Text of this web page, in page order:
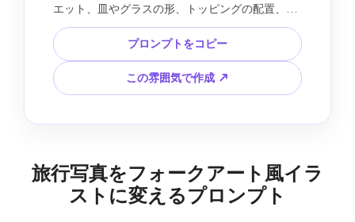
エット、皿やグラスの形、トッピングの配置、構
図を保ちます。キャンディのように明るいフラッ
トカラー、手作り感のある少し不完全な輪郭、ス
プリンクル、ハート、星、花の縁取り、白い紙の
質感を使って、装飾的なフォークアート風ドゥー
ドルイラストに変換してください。甘く、かわい
にします。4:5の縦長構図。フォトリアルなクリー
プロンプトをコピー
この雰囲気で作成 ↗
旅行写真をフォークアート風イラ
ストに変えるプロンプト